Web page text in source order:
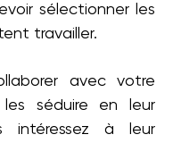
sélectionner les
travailler.
avec votre
séduire en leur
intéressez à leur